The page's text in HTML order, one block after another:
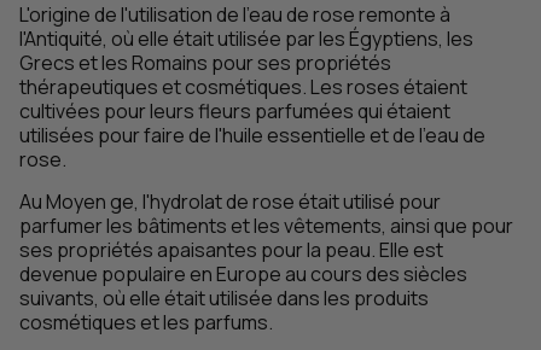
L'origine de l'utilisation de l'eau de rose remonte à
l'Antiquité, où elle était utilisée par les Égyptiens, les
Grecs et les Romains pour ses propriétés
thérapeutiques et cosmétiques. Les roses étaient
cultivées pour leurs fleurs parfumées qui étaient
utilisées pour faire de l'huile essentielle et de l'eau de
rose.
Au Moyen ge, l'hydrolat de rose était utilisé pour
parfumer les bâtiments et les vêtements, ainsi que pour
ses propriétés apaisantes pour la peau. Elle est
devenue populaire en Europe au cours des siècles
suivants, où elle était utilisée dans les produits
cosmétiques et les parfums.